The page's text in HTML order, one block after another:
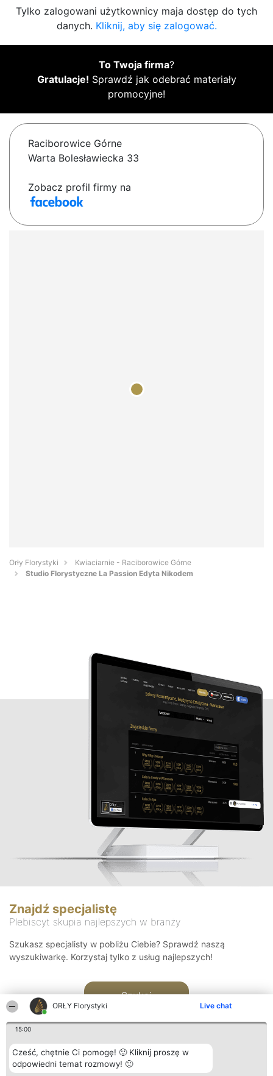
ORŁY Florystyki Live chat
15:00
Cześć, chętnie Ci pomogę! 🙂 Kliknij proszę w
odpowiedni temat rozmowy! 🙂
Tylko zalogowani użytkownicy maja dostęp do tych
danych. Kliknij, aby się zalogować.
To Twoja firma?
Gratulacje! Sprawdź jak odebrać materiały
promocyjne!
Raciborowice Górne
Warta Bolesławiecka 33
Zobacz profil firmy na
Orły Florystyki
Kwiaciarnie - Raciborowice Górne
Studio Florystyczne La Passion Edyta Nikodem
Znajdź specjalistę
Plebiscyt skupia najlepszych w branży
Szukasz specjalisty w pobliżu Ciebie? Sprawdź naszą
wyszukiwarkę. Korzystaj tylko z usług najlepszych!
Szukaj